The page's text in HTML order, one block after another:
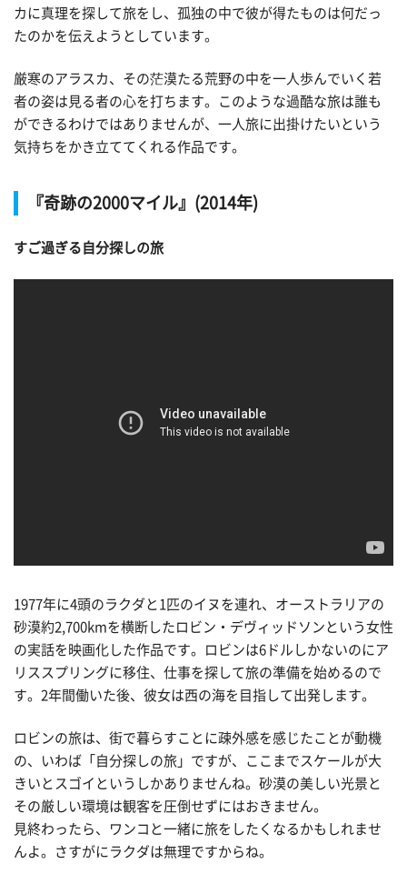
カに真理を探して旅をし、孤独の中で彼が得たものは何だっ
たのかを伝えようとしています。
厳寒のアラスカ、その茫漠たる荒野の中を一人歩んでいく若
者の姿は見る者の心を打ちます。このような過酷な旅は誰も
ができるわけではありませんが、一人旅に出掛けたいという
気持ちをかき立ててくれる作品です。
『奇跡の2000マイル』(2014年)
すご過ぎる自分探しの旅
1977年に4頭のラクダと1匹のイヌを連れ、オーストラリアの
砂漠約2,700kmを横断したロビン・デヴィッドソンという女性
の実話を映画化した作品です。ロビンは6ドルしかないのにア
リススプリングに移住、仕事を探して旅の準備を始めるので
す。2年間働いた後、彼女は西の海を目指して出発します。
ロビンの旅は、街で暮らすことに疎外感を感じたことが動機
の、いわば「自分探しの旅」ですが、ここまでスケールが大
きいとスゴイというしかありませんね。砂漠の美しい光景と
その厳しい環境は観客を圧倒せずにはおきません。
見終わったら、ワンコと一緒に旅をしたくなるかもしれませ
んよ。さすがにラクダは無理ですからね。